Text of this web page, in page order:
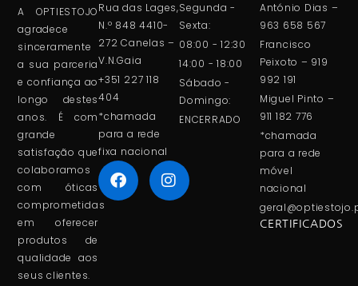
A OPTIESTOJO
agradece
sinceramente
a sua parceria
e confiança ao
longo destes
anos. É com
grande
satisfação que
colaboramos
com óticas
comprometidas
em oferecer
produtos de
qualidade aos
seus clientes.
Rua das Lages,
N.º 848 4410-
272 Canelas –
V.N.Gaia
+351 227 118
404
*chamada
para a rede
fixa nacional
Segunda -
Sexta:
08:00 - 12:30
14:00 - 18:00
Sábado -
Domingo:
ENCERRADO
António Dias –
963 658 567
Francisco
Peixoto – 919
992 191
Miguel Pinto –
911 182 776
*chamada
para a rede
móvel
nacional
CERTIFICADOS